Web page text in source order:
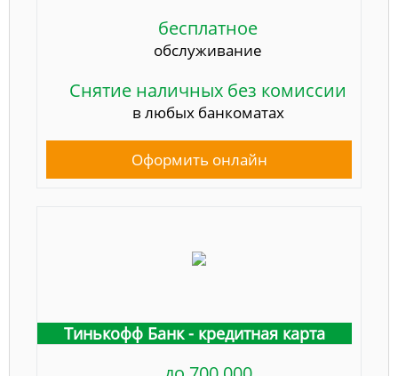
бесплатное
обслуживание
Снятие наличных без комиссии
в любых банкоматах
Оформить онлайн
Тинькофф Банк - кредитная карта